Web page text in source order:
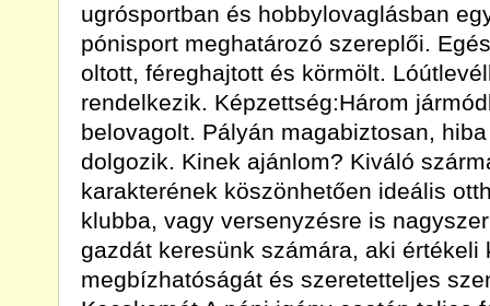
ugrósportban és hobbylovaglásban
pónisport meghatározó szereplői.
oltott, féreghajtott és körmölt.
rendelkezik. Képzettség:Három
belovagolt. Pályán magabiztosan,
dolgozik. Kinek ajánlom? Kiváló
karakterének köszönhetően ideális
klubba, vagy versenyzésre is
gazdát keresünk számára, aki értékeli
megbízhatóságát és szeretetteljes